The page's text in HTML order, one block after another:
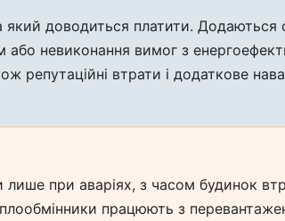
який доводиться платити.
невиконання вимог з
втрати і додаткове
при аваріях, з часом будинок
працюють з